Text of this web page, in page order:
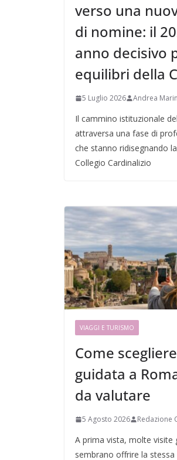
verso una
di nomine: il
anno decisivo
equilibri della
5 Luglio 2026 Andrea
Il cammino istituzionale
attraversa una fase di
che stanno ridisegnando
Collegio Cardinalizio
VIAGGI E TURISMO
Come
guidata a
da valutare
5 Agosto 2026 Redazione
A prima vista, molte visite
sembrano offrire la stessa